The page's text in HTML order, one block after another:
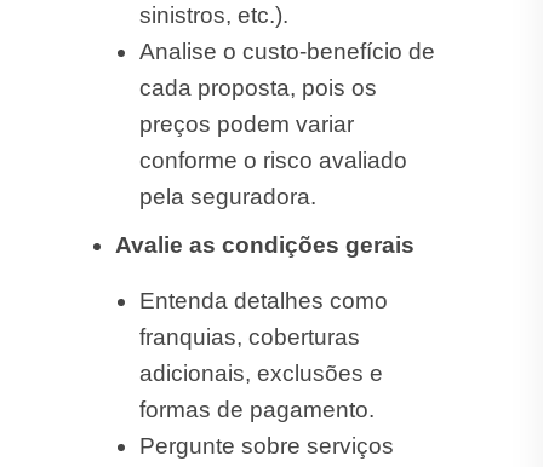
sinistros, etc.).
Analise o custo-benefício de
cada proposta, pois os
preços podem variar
conforme o risco avaliado
pela seguradora.
Avalie as condições gerais
Entenda detalhes como
franquias, coberturas
adicionais, exclusões e
formas de pagamento.
Pergunte sobre serviços